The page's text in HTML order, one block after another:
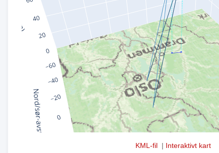
KML-fil | Interaktivt kart